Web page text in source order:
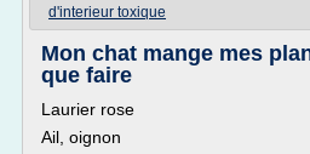
d'interieur toxique
Mon chat mange mes
que faire
Laurier rose
Ail, oignon